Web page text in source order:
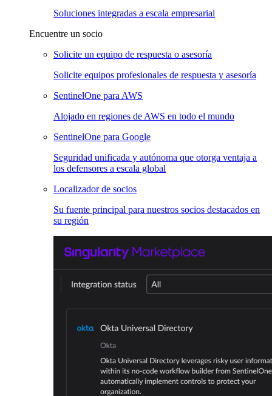
Soluciones integradas a escala empresarial
Encuentre un socio
Solicite un equipo de respuesta o asesoría
Solicite equipos profesionales de respuesta y asesoría
SentinelOne para AWS
Alojado en regiones de AWS en todo el mundo
SentinelOne para Google
Seguridad unificada y autónoma que otorga ventaja a
los defensores a escala global
Localizador de socios
Su fuente principal para nuestros socios destacados en
su región